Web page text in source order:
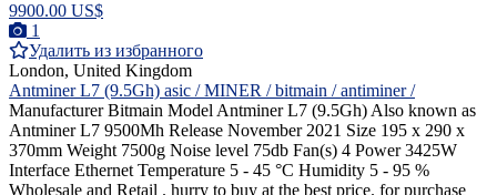
9900.00 US$
1
Удалить из избранного
London, United Kingdom
Antminer L7 (9.5Gh) asic / MINER / bitmain / antiminer /
Manufacturer Bitmain Model Antminer L7 (9.5Gh) Also known as
Antminer L7 9500Mh Release November 2021 Size 195 x 290 x
370mm Weight 7500g Noise level 75db Fan(s) 4 Power 3425W
Interface Ethernet Temperature 5 - 45 °C Humidity 5 - 95 %
Wholesale and Retail . hurry to buy at the best price. for purchase